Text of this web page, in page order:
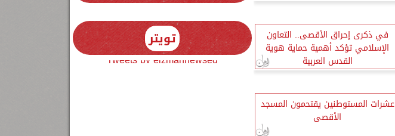
في ذكرى إحراق الأقصى.. التعاون
الإسلامي تؤكد أهمية حماية هوية
القدس العربية
عشرات المستوطنين يقتحمون المسجد
الأقصى
تويتر
Tweets by elzmannewseg